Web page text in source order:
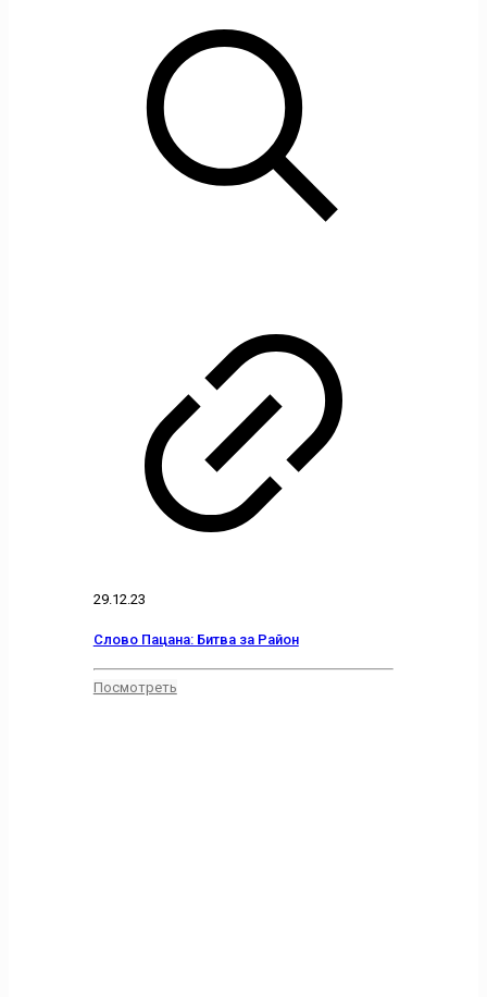
29.12.23
Слово Пацана: Битва за Район
Посмотреть